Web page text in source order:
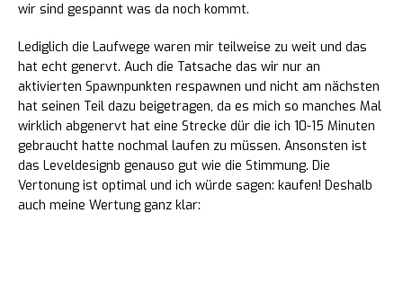
wir sind gespannt was da noch kommt.
Lediglich die Laufwege waren mir teilweise zu weit und das
hat echt genervt. Auch die Tatsache das wir nur an
aktivierten Spawnpunkten respawnen und nicht am nächsten
hat seinen Teil dazu beigetragen, da es mich so manches Mal
wirklich abgenervt hat eine Strecke dür die ich 10-15 Minuten
gebraucht hatte nochmal laufen zu müssen. Ansonsten ist
das Leveldesignb genauso gut wie die Stimmung. Die
Vertonung ist optimal und ich würde sagen: kaufen! Deshalb
auch meine Wertung ganz klar: